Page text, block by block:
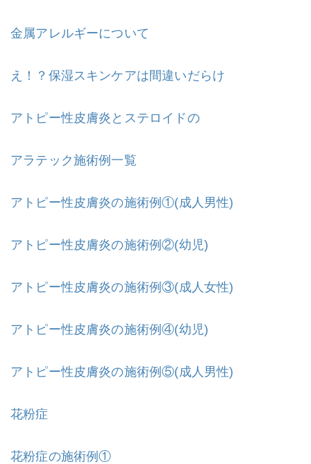
金属アレルギーについて
え！？保湿スキンケアは間違いだらけ
アトピー性皮膚炎とステロイドの
アラテック施術例一覧
アトピー性皮膚炎の施術例①(成人男性)
アトピー性皮膚炎の施術例②(幼児)
アトピー性皮膚炎の施術例③(成人女性)
アトピー性皮膚炎の施術例④(幼児)
アトピー性皮膚炎の施術例⑤(成人男性)
花粉症
花粉症の施術例①